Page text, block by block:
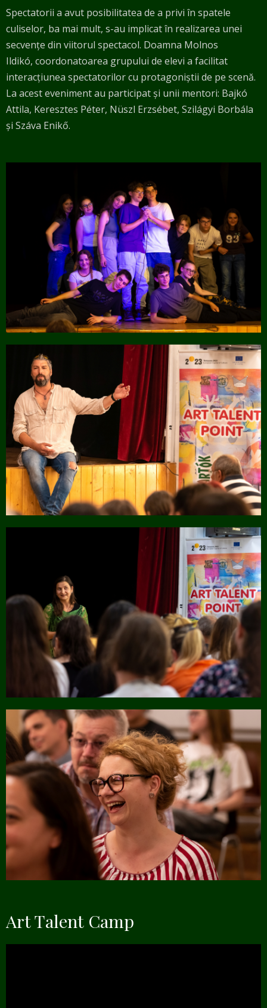
Spectatorii a avut posibilitatea de a privi în spatele
culiselor, ba mai mult, s-au implicat în realizarea unei
secvențe din viitorul spectacol. Doamna Molnos
Ildikó, coordonatoarea grupului de elevi a facilitat
interacțiunea spectatorilor cu protagoniștii de pe scenă.
La acest eveniment au participat și unii mentori: Bajkó
Attila, Keresztes Péter, Nüszl Erzsébet, Szilágyi Borbála
și Száva Enikő.
Art Talent Camp